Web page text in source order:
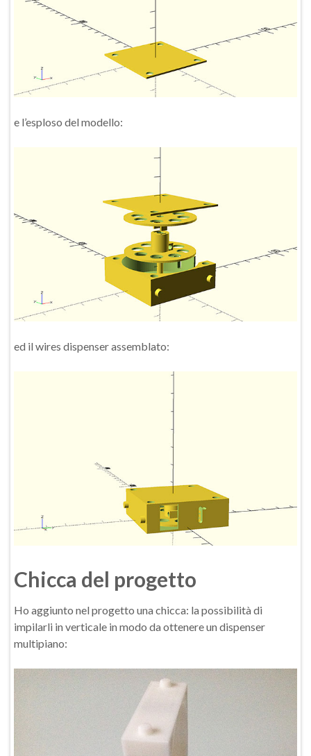
e l’esploso del modello:
ed il wires dispenser assemblato:
Chicca del progetto
Ho aggiunto nel progetto una chicca: la possibilità di
impilarli in verticale in modo da ottenere un dispenser
multipiano: